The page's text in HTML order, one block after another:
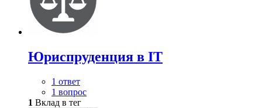
Юриспруденция в IT
1 ответ
1 вопрос
1 Вклад в тег